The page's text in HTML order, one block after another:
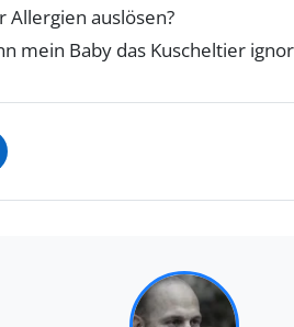
Allergien auslösen?
mein Baby das Kuscheltier